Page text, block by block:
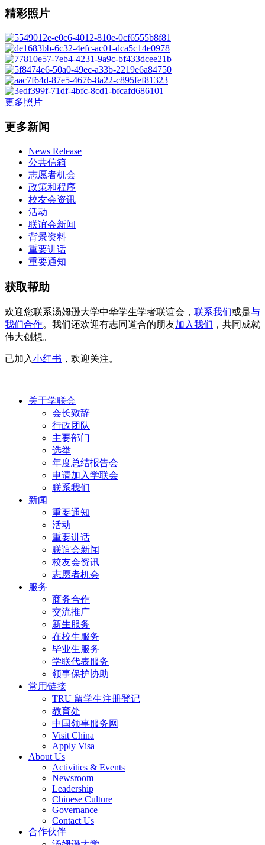
精彩照片
更多照片
更多新闻
News Release
公共信箱
志愿者机会
政策和程序
校友会资讯
活动
联谊会新闻
背景资料
重要讲话
重要通知
获取帮助
欢迎您联系汤姆逊大学中华学生学者联谊会， 联系我们或是与
我们合作。我们还欢迎有志同道合的朋友加入我们 ，共同成就
伟大创想。
已加入小红书 ，欢迎关注。
关于学联会
会长致辞
行政团队
主要部门
选举
年度总结报告会
申请加入学联会
联系我们
新闻
重要通知
活动
重要讲话
联谊会新闻
校友会资讯
志愿者机会
服务
商务合作
交流推广
新生服务
在校生服务
毕业生服务
学联代表服务
领事保护协助
常用链接
TRU 留学生注册登记
教育处
中国领事服务网
Visit China
Apply Visa
About Us
Activities & Events
Newsroom
Leadership
Chinese Culture
Governance
Contact Us
合作伙伴